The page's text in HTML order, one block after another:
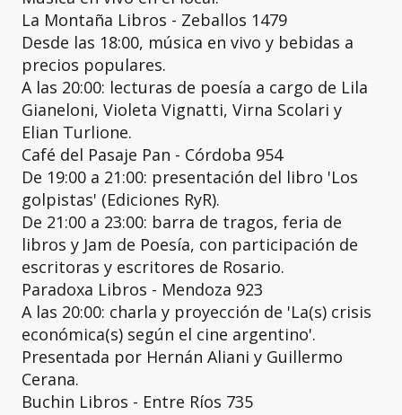
La Montaña Libros - Zeballos 1479
Desde las 18:00, música en vivo y bebidas a
precios populares.
A las 20:00: lecturas de poesía a cargo de Lila
Gianeloni, Violeta Vignatti, Virna Scolari y
Elian Turlione.
Café del Pasaje Pan - Córdoba 954
De 19:00 a 21:00: presentación del libro 'Los
golpistas' (Ediciones RyR).
De 21:00 a 23:00: barra de tragos, feria de
libros y Jam de Poesía, con participación de
escritoras y escritores de Rosario.
Paradoxa Libros - Mendoza 923
A las 20:00: charla y proyección de 'La(s) crisis
económica(s) según el cine argentino'.
Presentada por Hernán Aliani y Guillermo
Cerana.
Buchin Libros - Entre Ríos 735